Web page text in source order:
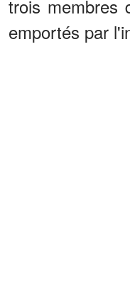
trois membres
emportés par